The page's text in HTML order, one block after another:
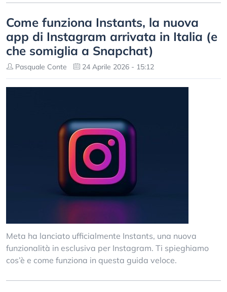
Come funziona Instants, la nuova
app di Instagram arrivata in Italia (e
che somiglia a Snapchat)
Pasquale Conte 24 Aprile 2026 - 15:12
Meta ha lanciato ufficialmente Instants, una nuova
funzionalità in esclusiva per Instagram. Ti spieghiamo
cos’è e come funziona in questa guida veloce.